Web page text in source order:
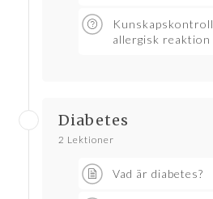
Kunskapskontroll
allergisk reaktion
Diabetes
2 Lektioner
Vad är diabetes?